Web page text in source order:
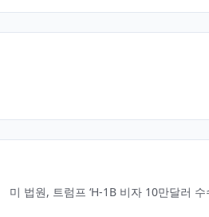
미 법원, 트럼프 ‘H-1B 비자 10만달러 수